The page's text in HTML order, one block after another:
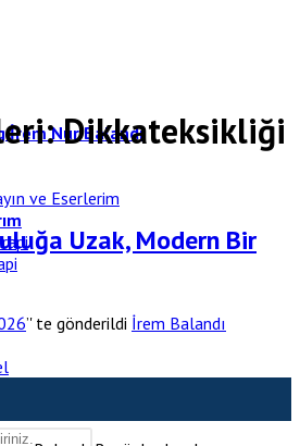
İrem Nur Balandı
ve Eserlerim
Dikkateksikliği
Uzak, Modern Bir
’' te gönderildi İrem Balandı